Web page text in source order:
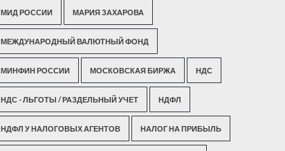
МИД РОССИИ МАРИЯ ЗАХАРОВА
МЕЖДУНАРОДНЫЙ ВАЛЮТНЫЙ ФОНД
МИНФИН РОССИИ МОСКОВСКАЯ БИРЖА НДС
НДС - ЛЬГОТЫ / РАЗДЕЛЬНЫЙ УЧЕТ НДФЛ
НДФЛ У НАЛОГОВЫХ АГЕНТОВ НАЛОГ НА ПРИБЫЛЬ